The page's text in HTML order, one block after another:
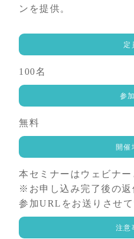
ンを提供。
定
100名
参
無料
開催
本セミナーはウェビナー
※お申し込み完了後の返
参加URLをお送りさせて
注意